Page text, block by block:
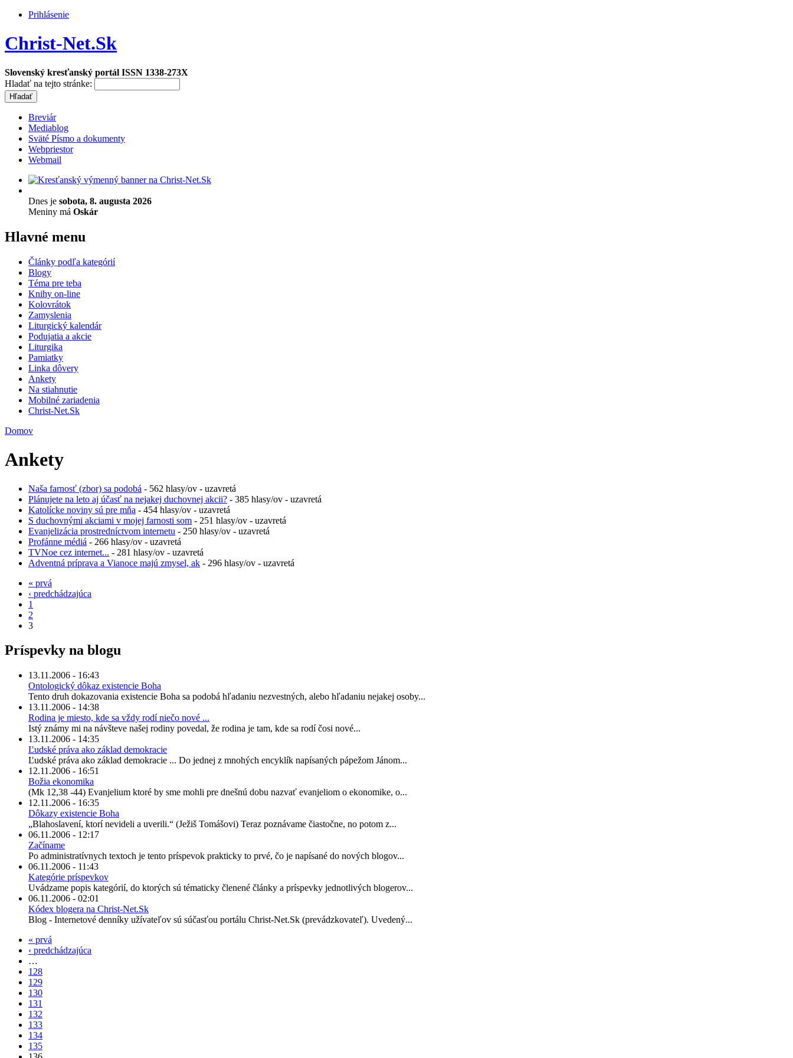
Prihlásenie
Christ-Net.Sk
Slovenský kresťanský portál ISSN 1338-273X
Hladať na tejto stránke:
Breviár
Mediablog
Sväté Písmo a dokumenty
Webpriestor
Webmail
Dnes je sobota, 8. augusta 2026
Meniny má Oskár
Hlavné menu
Články podľa kategórií
Blogy
Téma pre teba
Knihy on-line
Kolovrátok
Zamyslenia
Liturgický kalendár
Podujatia a akcie
Liturgika
Pamiatky
Linka dôvery
Ankety
Na stiahnutie
Mobilné zariadenia
Christ-Net.Sk
Domov
Ankety
Naša farnosť (zbor) sa podobá - 562 hlasy/ov - uzavretá
Plánujete na leto aj účasť na nejakej duchovnej akcii? - 385 hlasy/ov - uzavretá
Katolícke noviny sú pre mňa - 454 hlasy/ov - uzavretá
S duchovnými akciami v mojej farnosti som - 251 hlasy/ov - uzavretá
Evanjelizácia prostredníctvom internetu - 250 hlasy/ov - uzavretá
Profánne médiá - 266 hlasy/ov - uzavretá
TVNoe cez internet... - 281 hlasy/ov - uzavretá
Adventná príprava a Vianoce majú zmysel, ak - 296 hlasy/ov - uzavretá
« prvá
‹ predchádzajúca
1
2
3
Príspevky na blogu
13.11.2006 - 16:43
Ontologický dôkaz existencie Boha
Tento druh dokazovania existencie Boha sa podobá hľadaniu nezvestných, alebo hľadaniu nejakej osoby...
13.11.2006 - 14:38
Rodina je miesto, kde sa vždy rodí niečo nové ...
Istý známy mi na návšteve našej rodiny povedal, že rodina je tam, kde sa rodí čosi nové...
13.11.2006 - 14:35
Ľudské práva ako základ demokracie
Ľudské práva ako základ demokracie ... Do jednej z mnohých encyklík napísaných pápežom Jánom...
12.11.2006 - 16:51
Božia ekonomika
(Mk 12,38 -44) Evanjelium ktoré by sme mohli pre dnešnú dobu nazvať evanjeliom o ekonomike, o...
12.11.2006 - 16:35
Dôkazy existencie Boha
„Blahoslavení, ktorí nevideli a uverili.“ (Ježiš Tomášovi) Teraz poznávame čiastočne, no potom z...
06.11.2006 - 12:17
Začíname
Po administratívnych textoch je tento príspevok prakticky to prvé, čo je napísané do nových blogov...
06.11.2006 - 11:43
Kategórie príspevkov
Uvádzame popis kategórií, do ktorých sú tématicky členené články a príspevky jednotlivých blogerov...
06.11.2006 - 02:01
Kódex blogera na Christ-Net.Sk
Blog - Internetové denníky užívateľov sú súčasťou portálu Christ-Net.Sk (prevádzkovateľ). Uvedený...
« prvá
‹ predchádzajúca
…
128
129
130
131
132
133
134
135